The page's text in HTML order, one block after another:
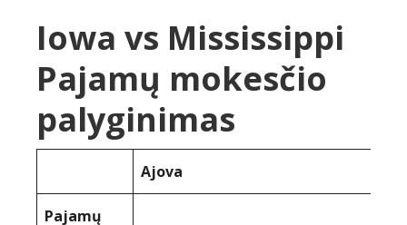
Iowa vs Mississippi
Pajamų mokesčio
palyginimas
Ajova
Pajamų